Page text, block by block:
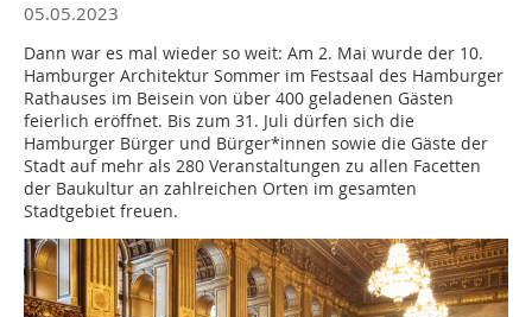
05.05.2023
Dann war es mal wieder so weit: Am 2. Mai wurde der 10.
Hamburger Architektur Sommer im Festsaal des Hamburger
Rathauses im Beisein von über 400 geladenen Gästen
feierlich eröffnet. Bis zum 31. Juli dürfen sich die
Hamburger Bürger und Bürger*innen sowie die Gäste der
Stadt auf mehr als 280 Veranstaltungen zu allen Facetten
der Baukultur an zahlreichen Orten im gesamten
Stadtgebiet freuen.